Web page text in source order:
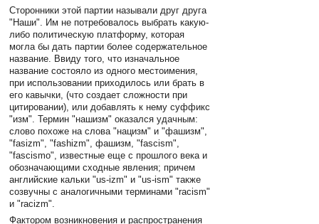
Сторонники этой партии называли друг друга
"Наши". Им не потребовалось выбрать какую-
либо политическую платформу, которая
могла бы дать партии более содержательное
название. Ввиду того, что изначальное
название состояло из одного местоимения,
при использовании приходилось или брать в
его кавычки, (что создает сложности при
цитировании), или добавлять к нему суффикс
"изм". Термин "нашизм" оказался удачным:
слово похоже на слова "нацизм" и "фашизм",
"fasizm", "fashizm", фашизм, "fascism",
"fascismo", известные еще с прошлого века и
обозначающими сходные явления; причем
английские кальки "us-izm" и "us-ism" также
созвучны с аналогичными терминами "racism"
и "racizm".
Фактором возникновения и распространения